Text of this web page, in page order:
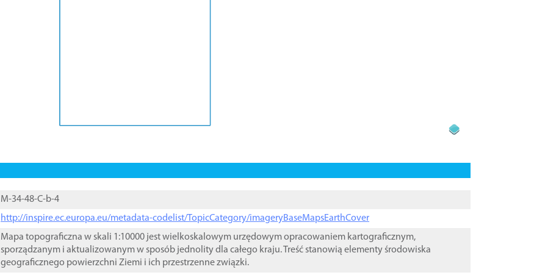
M-34-48-C-b-4
http://inspire.ec.europa.eu/metadata-codelist/TopicCategory/imageryBaseMapsEarthCover
Mapa topograficzna w skali 1:10000 jest wielkoskalowym urzędowym opracowaniem kartograficznym,
sporządzanym i aktualizowanym w sposób jednolity dla całego kraju. Treść stanowią elementy środowiska
geograficznego powierzchni Ziemi i ich przestrzenne związki.